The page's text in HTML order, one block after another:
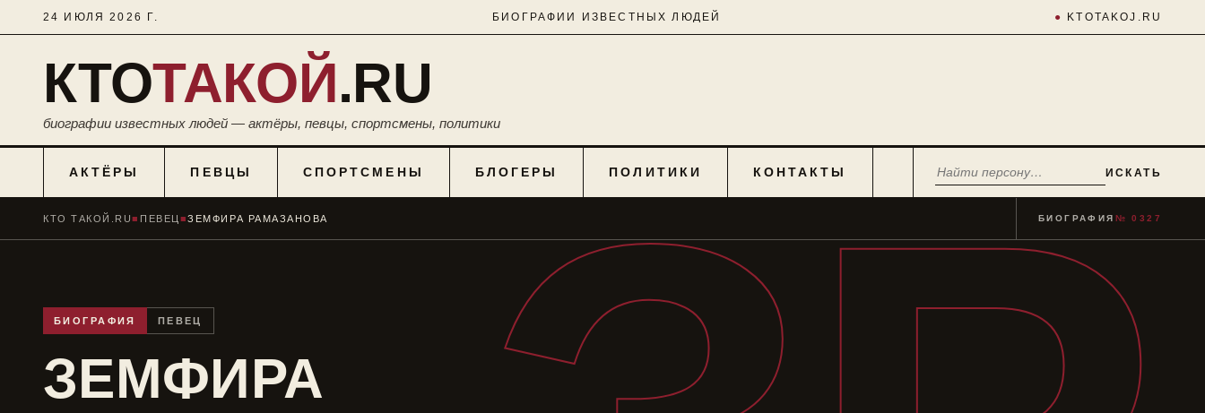
24 ИЮЛЯ 2026 Г. БИОГРАФИИ ИЗВЕСТНЫХ ЛЮДЕЙ ● KTOTAKOJ.RU
КТОТАКОЙ.RU
биографии известных людей — актёры, певцы, спортсмены, политики
АКТЁРЫ ПЕВЦЫ СПОРТСМЕНЫ БЛОГЕРЫ ПОЛИТИКИ КОНТАКТЫ ИСКАТЬ
КТО ТАКОЙ.RU■ ПЕВЕЦ ■ЗЕМФИРА РАМАЗАНОВА БИОГРАФИЯ № 0327
БИОГРАФИЯ ПЕВЕЦ
ЗЕМФИРА